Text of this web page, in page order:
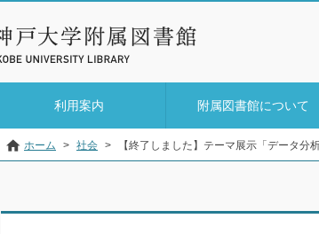
利用案内 附属図書館について
ホーム > 社会 > 【終了しました】テーマ展示「データ分